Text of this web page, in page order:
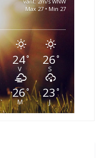
Max 27 • Min 27
24°
V
26°
S
26°
M
23 °
J